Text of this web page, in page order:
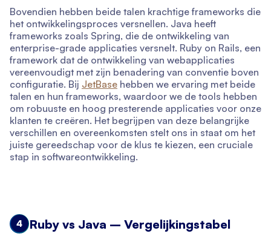
Bovendien hebben beide talen krachtige frameworks die
het ontwikkelingsproces versnellen. Java heeft
frameworks zoals Spring, die de ontwikkeling van
enterprise-grade applicaties versnelt. Ruby on Rails, een
framework dat de ontwikkeling van webapplicaties
vereenvoudigt met zijn benadering van conventie boven
configuratie. Bij JetBase hebben we ervaring met beide
talen en hun frameworks, waardoor we de tools hebben
om robuuste en hoog presterende applicaties voor onze
klanten te creëren. Het begrijpen van deze belangrijke
verschillen en overeenkomsten stelt ons in staat om het
juiste gereedschap voor de klus te kiezen, een cruciale
stap in softwareontwikkeling.
4 Ruby vs Java – Vergelijkingstabel